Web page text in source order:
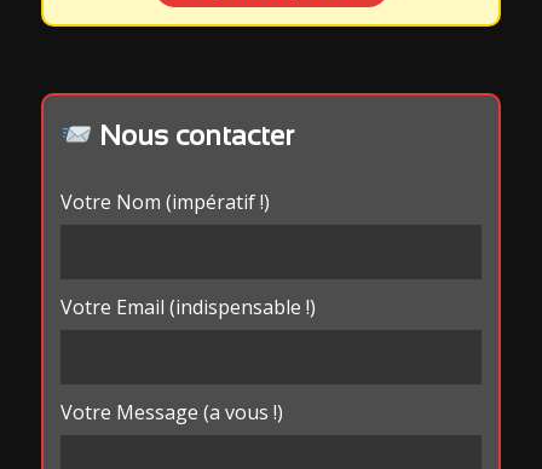
Nous contacter
Votre Nom (impératif !)
Votre Email (indispensable !)
Votre Message (a vous !)